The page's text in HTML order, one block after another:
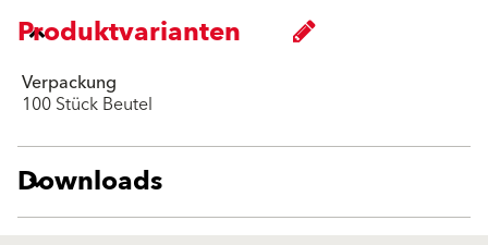
Produktvarianten
Verpackung
100 Stück Beutel
Downloads